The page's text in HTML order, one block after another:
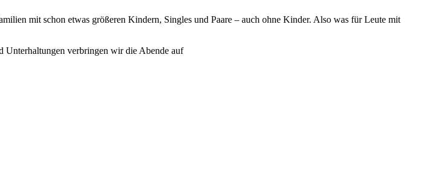
mit schon etwas größeren Kindern, Singles und Paare – auch ohne Kinder. Also was für Leute mit
Unterhaltungen verbringen wir die Abende auf